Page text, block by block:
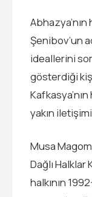
Şenibov’un
ideallerini
gösterdiği
yakın
Musa
Dağlı
halkının